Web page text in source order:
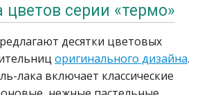
цветов серии «термо»
десятки цветовых
оригинального дизайна.
лака включает классические